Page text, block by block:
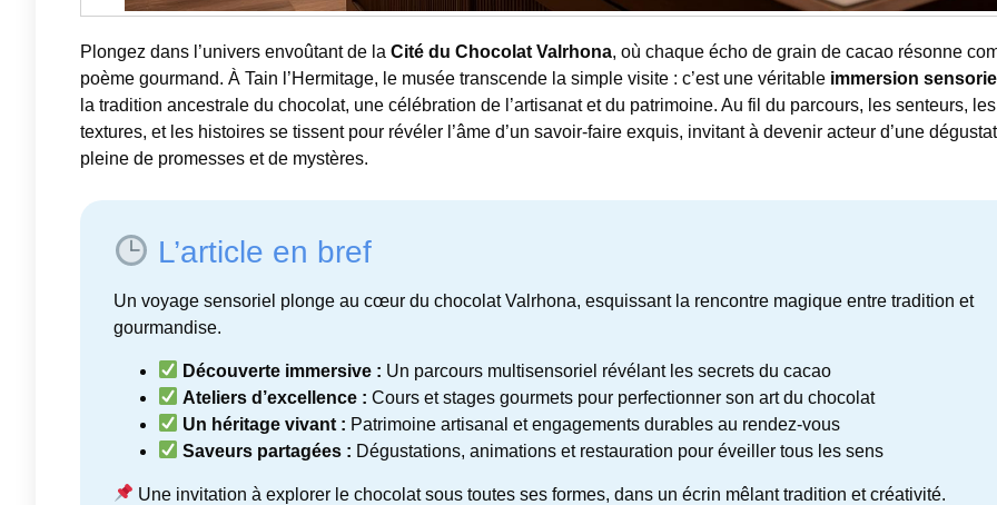
Plongez dans l’univers envoûtant de la Cité du Chocolat Valrhona, où chaque écho de grain de cacao résonne
poème gourmand. À Tain l’Hermitage, le musée transcende la simple visite : c’est une véritable immersion
la tradition ancestrale du chocolat, une célébration de l’artisanat et du patrimoine. Au fil du parcours, les senteurs, les
textures, et les histoires se tissent pour révéler l’âme d’un savoir-faire exquis, invitant à devenir acteur d’une
pleine de promesses et de mystères.
L’article en bref
Un voyage sensoriel plonge au cœur du chocolat Valrhona, esquissant la rencontre magique entre tradition et
gourmandise.
Découverte immersive : Un parcours multisensoriel révélant les secrets du cacao
Ateliers d’excellence : Cours et stages gourmets pour perfectionner son art du chocolat
Un héritage vivant : Patrimoine artisanal et engagements durables au rendez-vous
Saveurs partagées : Dégustations, animations et restauration pour éveiller tous les sens
Une invitation à explorer le chocolat sous toutes ses formes, dans un écrin mêlant tradition et créativité.